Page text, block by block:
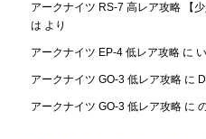
アークナイツ RS-7 高レア攻略 【
は より
アークナイツ EP-4 低レア攻略 に
アークナイツ GO-3 低レア攻略 に
アークナイツ GO-3 低レア攻略 に